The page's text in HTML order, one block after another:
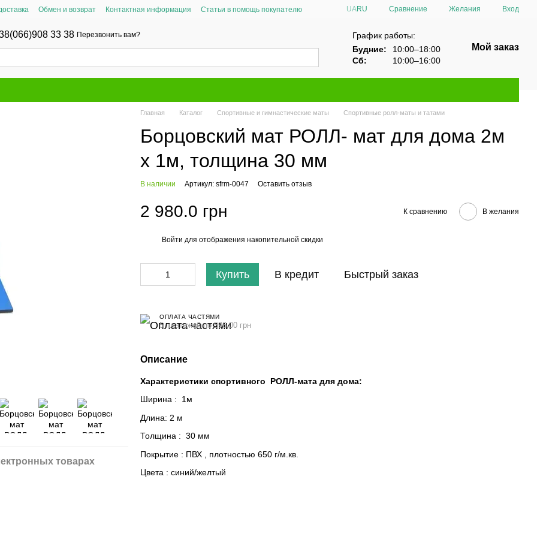
Обмен и возврат Контактная информация
Статьи в помощь покупателю
UARU Сравнение Желания Вход
33 38 Перезвонить вам?
График работы:
Будние:
10:00–18:00
Сб:
10:00–16:00
Мой заказ
товарах
Главная Каталог Спортивные и гимнастические маты Спортивные ролл-маты и татами
Борцовский мат РОЛЛ- мат для дома 2м
х 1м, толщина 30 мм
В наличии Артикул: sfrm-0047 Оставить отзыв
2 980.0 грн К сравнению В желания
Войти для отображения накопительной скидки
Купить В кредит Быстрый заказ
ОПЛАТА ЧАСТЯМИ
5 платежей по 596.00 грн
Описание
Характеристики спортивного РОЛЛ-мата для дома:
Ширина : 1м
Длина: 2 м
Толщина : 30 мм
Покрытие : ПВХ , плотностью 650 г/м.кв.
Цвета : синий/желтый